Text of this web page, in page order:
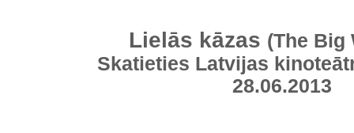
Lielās kāzas (The Big
Skatieties Latvijas
28.06.2013